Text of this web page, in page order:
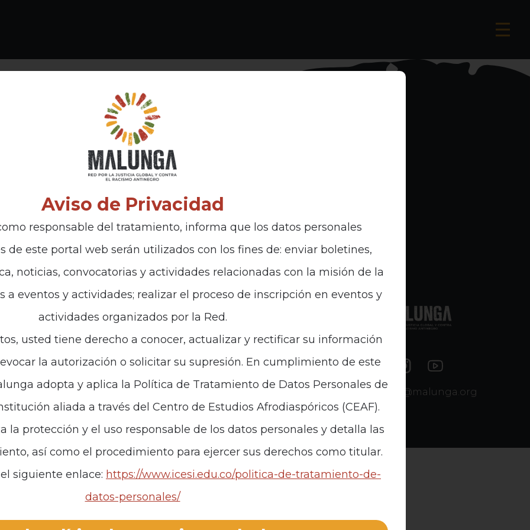
interés Políticas
Política de Tratamiento de Datos
contacto@malunga.org
Aviso de Privacidad
responsable del tratamiento, informa que los datos personales
de este portal web serán utilizados con los fines de: enviar boletines,
noticias, convocatorias y actividades relacionadas con la misión de la
a eventos y actividades; realizar el proceso de inscripción en eventos y
actividades organizados por la Red.
usted tiene derecho a conocer, actualizar y rectificar su información
la autorización o solicitar su supresión. En cumplimiento de este
adopta y aplica la Política de Tratamiento de Datos Personales de
aliada a través del Centro de Estudios Afrodiaspóricos (CEAF).
la protección y el uso responsable de los datos personales y detalla las
así como el procedimiento para ejercer sus derechos como titular.
siguiente enlace: https://www.icesi.edu.co/politica-de-tratamiento-de-
datos-personales/